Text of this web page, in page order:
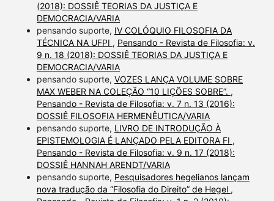
(2018): DOSSIÊ TEORIAS DA JUSTIÇA E
DEMOCRACIA/VARIA
pensando suporte, IV COLÓQUIO FILOSOFIA DA
TÉCNICA NA UFPI , Pensando - Revista de Filosofia: v.
9 n. 18 (2018): DOSSIÊ TEORIAS DA JUSTIÇA E
DEMOCRACIA/VARIA
pensando suporte, VOZES LANÇA VOLUME SOBRE
MAX WEBER NA COLEÇÃO “10 LIÇÕES SOBRE”. ,
Pensando - Revista de Filosofia: v. 7 n. 13 (2016):
DOSSIÊ FILOSOFIA HERMENÊUTICA/VARIA
pensando suporte, LIVRO DE INTRODUÇÃO À
EPISTEMOLOGIA É LANÇADO PELA EDITORA FI ,
Pensando - Revista de Filosofia: v. 9 n. 17 (2018):
DOSSIÊ HANNAH ARENDT/VARIA
pensando suporte, Pesquisadores hegelianos lançam
nova tradução da “Filosofia do Direito” de Hegel ,